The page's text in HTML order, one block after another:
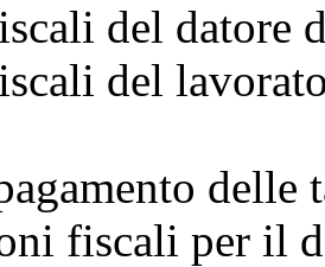
del datore
del
delle
fiscali per il